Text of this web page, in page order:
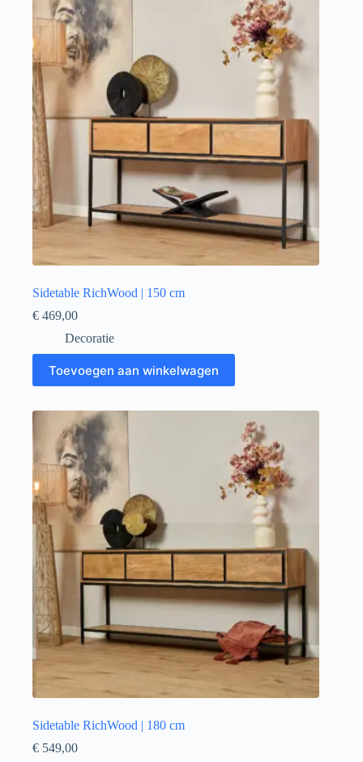
Sidetable RichWood | 150 cm
€ 469,00
Decoratie
Toevoegen aan winkelwagen
Sidetable RichWood | 180 cm
€ 549,00